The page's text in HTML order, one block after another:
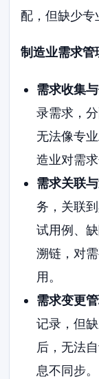
配，但缺少专
制造业需求管
需求收集
录需求，
无法像专
造业对需
需求关联
务，关联
试用例、
溯链，对
用。
需求变更
记录，但
后，无法
息不同步。